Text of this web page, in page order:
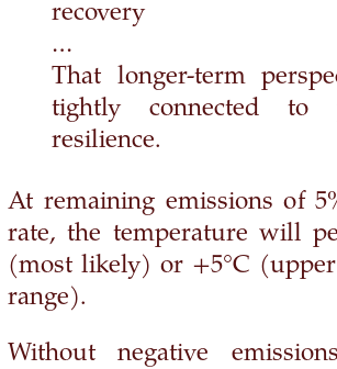
recovery
…
That longer-term
tightly connected to
resilience.
At remaining emissions of
rate, the temperature will
(most likely) or +5°C
range).
Without negative